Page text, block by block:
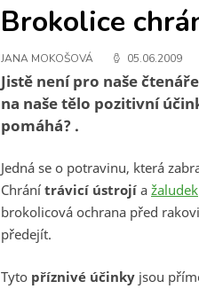
Brokolice
JANA MOKOŠOVÁ 05.06.2009
Jistě není pro naše
na naše tělo pozitivní
pomáhá? .
Jedná se o potravinu, která
Chrání trávicí ústrojí a žaludek
brokolicová ochrana před
předejít.
Tyto příznivé účinky jsou